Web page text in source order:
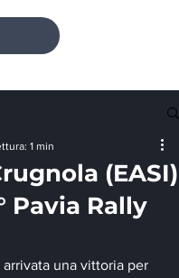
(EASI)
Pavia Rally
1 min
arrivata una vittoria per